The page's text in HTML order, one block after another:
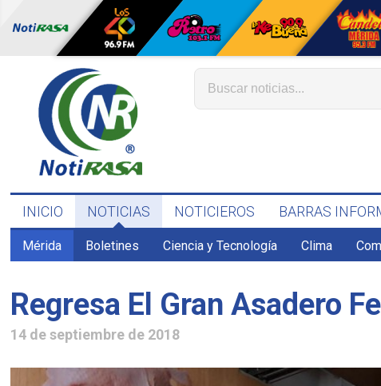
INICIO NOTICIAS NOTICIEROS BARRAS
Mérida Boletines Ciencia y Tecnología Clima
Regresa El Gran Asadero
14 de septiembre de 2018